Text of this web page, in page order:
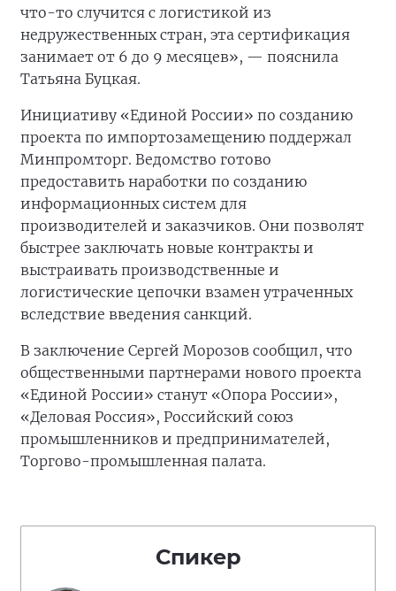
что-то случится с логистикой из
недружественных стран, эта сертификация
занимает от 6 до 9 месяцев», — пояснила
Татьяна Буцкая.
Инициативу «Единой России» по созданию
проекта по импортозамещению поддержал
Минпромторг. Ведомство готово
предоставить наработки по созданию
информационных систем для
производителей и заказчиков. Они позволят
быстрее заключать новые контракты и
выстраивать производственные и
логистические цепочки взамен утраченных
вследствие введения санкций.
В заключение Сергей Морозов сообщил, что
общественными партнерами нового проекта
«Единой России» станут «Опора России»,
«Деловая Россия», Российский союз
промышленников и предпринимателей,
Торгово-промышленная палата.
Спикер